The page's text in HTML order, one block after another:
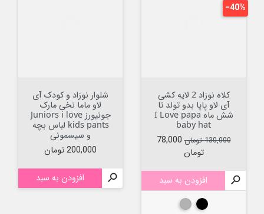
کلاه نوزاد 2 لایه کشی
آی لاو پاپا بدو تولد تا
شش ماه I Love papa
baby hat
قیمت عادی
130,000 تومان قیمت
78,000
تومان

افزودن به سبد
مشکیطوسی
‎−40%
شلوار نوزاد و کودک آی
لاو ماما نخی مارک
جونیورز Juniors i love
kids pants لباس بچه
و سیسمونی
قیمت
200,000 تومان
 افزودن به سبد